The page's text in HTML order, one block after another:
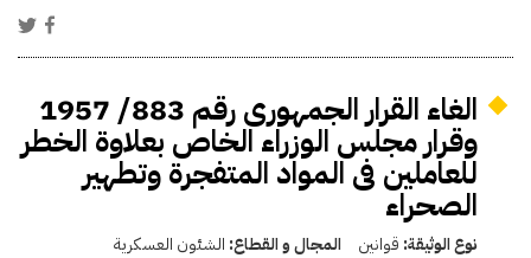
الغاء القرار الجمهورى رقم 883/ 1957
وقرار مجلس الوزراء الخاص بعلاوة الخطر
للعاملين فى المواد المتفجرة وتطهير
الصحراء
نوع الوثيقة: قوانين المجال و القطاع: الشئون العسكرية